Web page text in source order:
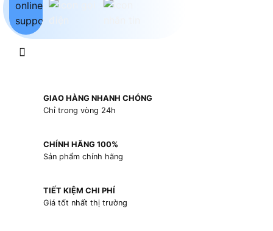
GIAO HÀNG NHANH CHÓNG
Chỉ trong vòng 24h
CHÍNH HÃNG 100%
Sản phẩm chính hãng
TIẾT KIỆM CHI PHÍ
Giá tốt nhất thị trường